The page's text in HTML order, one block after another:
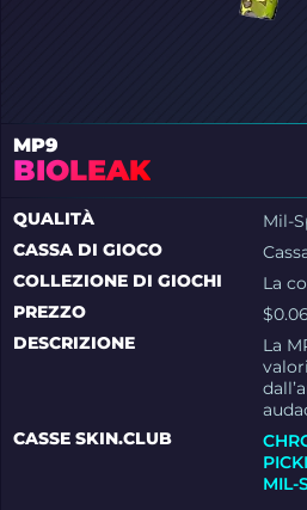
MP9
BIOLEAK
QUALITÀ
Mil-
CASSA DI GIOCO
COLLEZIONE DI GIOCHI
La
PREZZO
DESCRIZIONE
La
CASSE SKIN.CLUB
MIL-